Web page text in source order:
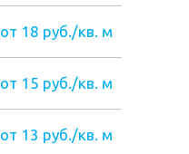
от 18 руб./кв. м
от 15 руб./кв. м
от 13 руб./кв. м